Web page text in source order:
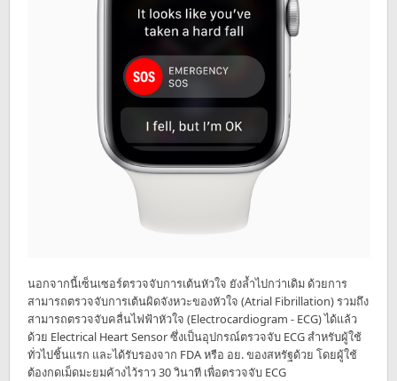
นอกจากนี้เซ็นเซอร์ตรวจจับการเต้นหัวใจ ยังล้ำไปกว่าเดิม ด้วยการ
สามารถตรวจจับการเต้นผิดจังหวะของหัวใจ (Atrial Fibrillation) รวมถึง
สามารถตรวจจับคลื่นไฟฟ้าหัวใจ (Electrocardiogram - ECG) ได้แล้ว
ด้วย Electrical Heart Sensor ซึ่งเป็นอุปกรณ์ตรวจจับ ECG สำหรับผู้ใช้
ทั่วไปชิ้นแรก และได้รับรองจาก FDA หรือ อย. ของสหรัฐด้วย โดยผู้ใช้
ต้องกดเม็ดมะยมค้างไว้ราว 30 วินาที เพื่อตรวจจับ ECG